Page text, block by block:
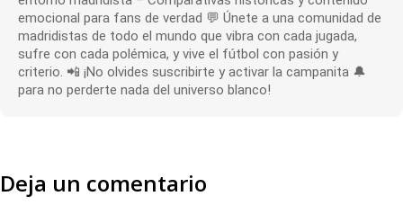
emocional para fans de verdad 💬 Únete a una comunidad de
madridistas de todo el mundo que vibra con cada jugada,
sufre con cada polémica, y vive el fútbol con pasión y
criterio. 📲 ¡No olvides suscribirte y activar la campanita 🔔
para no perderte nada del universo blanco!
Deja un comentario